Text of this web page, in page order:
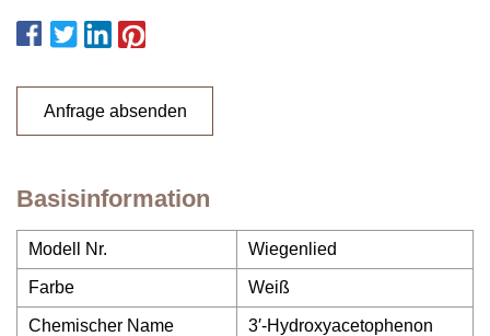
Anfrage absenden
Basisinformation
Modell Nr. Wiegenlied
Farbe Weiß
Chemischer Name 3′-Hydroxyacetophenon